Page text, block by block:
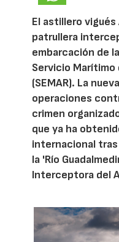
El astillero
patrullera
embarcación de
Servicio Marítimo
(SEMAR). La
operaciones
crimen
que ya ha
internacional
la 'Río
Interceptora del